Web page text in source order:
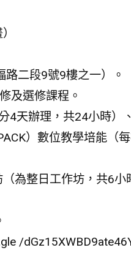
二段9號9樓之一）。
及選修課程。
4天辦理，共24小時）
）數位教學培能（
為整日工作坊，共6小
/